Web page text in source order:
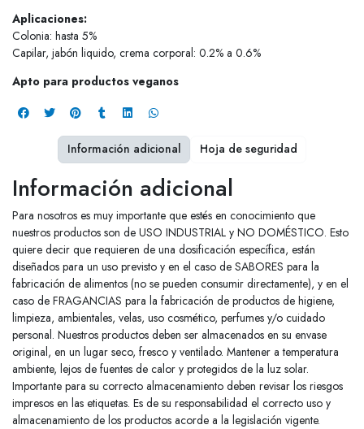
Aplicaciones:
Colonia: hasta 5%
Capilar, jabón liquido, crema corporal: 0.2% a 0.6%
Apto para productos veganos
Información adicional
Para nosotros es muy importante que estés en conocimiento que
nuestros productos son de USO INDUSTRIAL y NO DOMÉSTICO. Esto
quiere decir que requieren de una dosificación específica, están
diseñados para un uso previsto y en el caso de SABORES para la
fabricación de alimentos (no se pueden consumir directamente), y en el
caso de FRAGANCIAS para la fabricación de productos de higiene,
limpieza, ambientales, velas, uso cosmético, perfumes y/o cuidado
personal. Nuestros productos deben ser almacenados en su envase
original, en un lugar seco, fresco y ventilado. Mantener a temperatura
ambiente, lejos de fuentes de calor y protegidos de la luz solar.
Importante para su correcto almacenamiento deben revisar los riesgos
impresos en las etiquetas. Es de su responsabilidad el correcto uso y
almacenamiento de los productos acorde a la legislación vigente.
Información adicional Hoja de seguridad